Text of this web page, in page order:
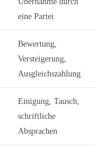
eine Partei
Bewertung,
Versteigerung,
Ausgleichszahlung
Einigung, Tausch,
schriftliche
Absprachen